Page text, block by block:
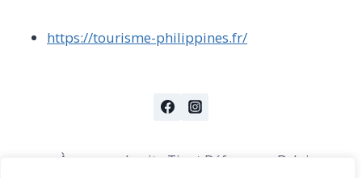
https://tourisme-philippines.fr/
À propos du site Tir et Défense en Belgique